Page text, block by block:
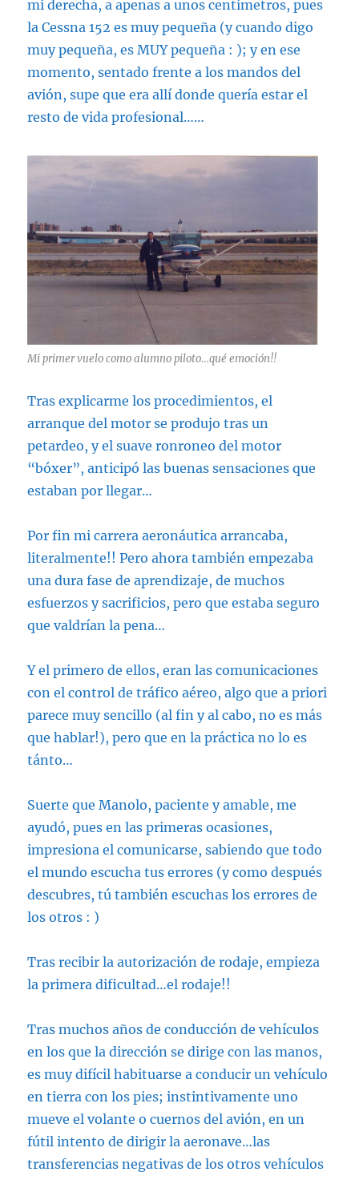
mi derecha, a apenas a unos centímetros, pues
la Cessna 152 es muy pequeña (y cuando digo
muy pequeña, es MUY pequeña : ); y en ese
momento, sentado frente a los mandos del
avión, supe que era allí donde quería estar el
resto de vida profesional……
Mi primer vuelo como alumno piloto…qué emoción!!
Tras explicarme los procedimientos, el
arranque del motor se produjo tras un
petardeo, y el suave ronroneo del motor
“bóxer”, anticipó las buenas sensaciones que
estaban por llegar…
Por fin mi carrera aeronáutica arrancaba,
literalmente!! Pero ahora también empezaba
una dura fase de aprendizaje, de muchos
esfuerzos y sacrificios, pero que estaba seguro
que valdrían la pena…
Y el primero de ellos, eran las comunicaciones
con el control de tráfico aéreo, algo que a priori
parece muy sencillo (al fin y al cabo, no es más
que hablar!), pero que en la práctica no lo es
tánto…
Suerte que Manolo, paciente y amable, me
ayudó, pues en las primeras ocasiones,
impresiona el comunicarse, sabiendo que todo
el mundo escucha tus errores (y como después
descubres, tú también escuchas los errores de
los otros : )
Tras recibir la autorización de rodaje, empieza
la primera dificultad…el rodaje!!
Tras muchos años de conducción de vehículos
en los que la dirección se dirige con las manos,
es muy difícil habituarse a conducir un vehículo
en tierra con los pies; instintivamente uno
mueve el volante o cuernos del avión, en un
fútil intento de dirigir la aeronave…las
transferencias negativas de los otros vehículos